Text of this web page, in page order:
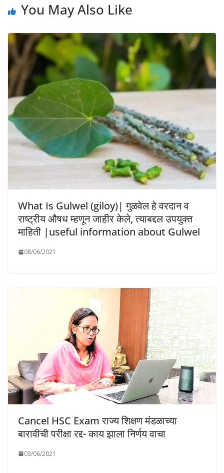
You May Also Like
What Is Gulwel (giloy)| गुळवेल हे वरदान व
राष्ट्रीय औषध म्हणून जाहीर केले, त्याबद्दल उपयुक्त
माहिती |useful information about Gulwel
08/06/2021
Cancel HSC Exam राज्य शिक्षण मंडळाच्या
बारावीची परीक्षा रद्द- काय झाला निर्णय वाचा
03/06/2021